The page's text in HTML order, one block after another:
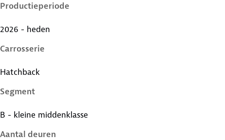
Productieperiode
2026 - heden
Carrosserie
Hatchback
Segment
B - kleine middenklasse
Aantal deuren